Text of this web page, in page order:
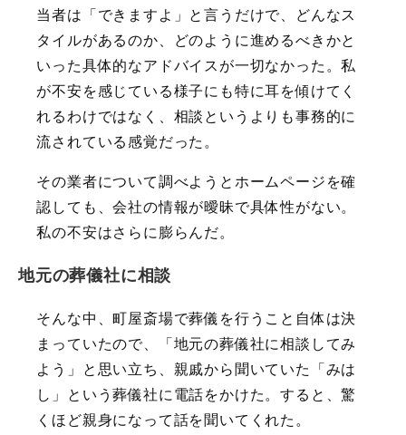
当者は「できますよ」と言うだけで、どんなス
タイルがあるのか、どのように進めるべきかと
いった具体的なアドバイスが一切なかった。私
が不安を感じている様子にも特に耳を傾けてく
れるわけではなく、相談というよりも事務的に
流されている感覚だった。
その業者について調べようとホームページを確
認しても、会社の情報が曖昧で具体性がない。
私の不安はさらに膨らんだ。
地元の葬儀社に相談
そんな中、町屋斎場で葬儀を行うこと自体は決
まっていたので、「地元の葬儀社に相談してみ
よう」と思い立ち、親戚から聞いていた「みは
し」という葬儀社に電話をかけた。すると、驚
くほど親身になって話を聞いてくれた。